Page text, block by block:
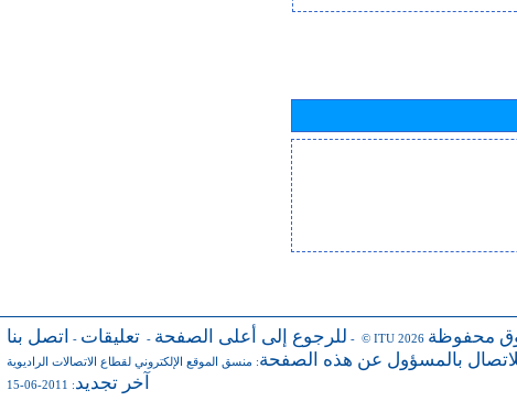
للرجوع إلى أعلى الصفحة - تعليقات - اتصل بنا - © ITU 2026 محفوظة
بالمسؤول عن هذه الصفحة: منسق الموقع الإلكتروني لقطاع الاتصالات الراديوية
آخر تجديد: 2011-06-15